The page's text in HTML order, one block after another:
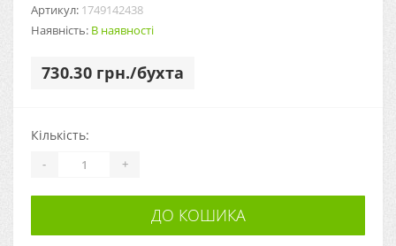
Артикул: 1749142438
Наявність: В наявності
730.30 грн./бухта
Кількість:
- +
ДО КОШИКА